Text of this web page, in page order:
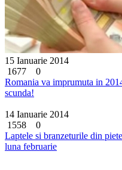
15 Ianuarie 2014
1677
0
Romania va imprumuta in
scunda!
14 Ianuarie 2014
1558
0
Laptele si branzeturile din
luna februarie